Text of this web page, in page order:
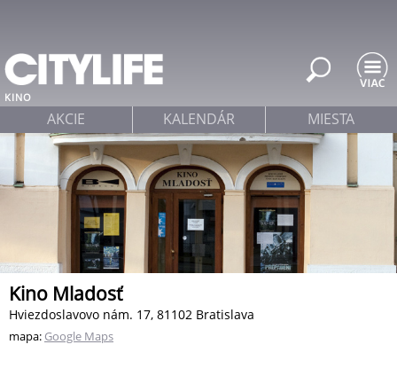
KINO
Kino Mladosť
Hviezdoslavovo nám. 17, 81102 Bratislava
mapa: Google Maps
AKCIE KALENDÁR MIESTA